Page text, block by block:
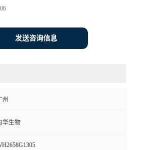
发送咨询信息
州
华生物